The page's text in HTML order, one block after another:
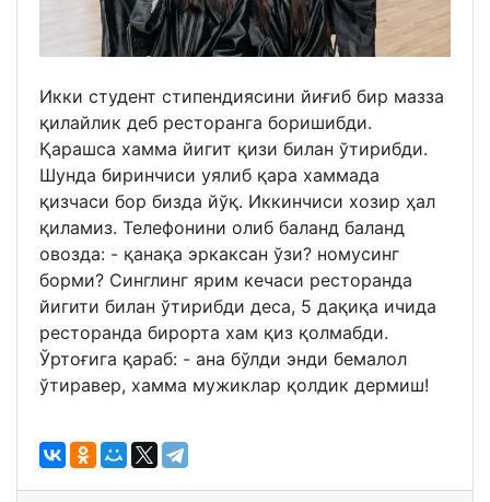
Икки студент стипендиясини йиғиб бир мазза
қилайлик деб ресторанга боришибди.
Қарашса хамма йигит қизи билан ўтирибди.
Шунда биринчиси уялиб қара хаммада
қизчаси бор бизда йўқ. Иккинчиси хозир ҳал
қиламиз. Телефонини олиб баланд баланд
овозда: - қанақа эркаксан ўзи? номусинг
борми? Синглинг ярим кечаси ресторанда
йигити билан ўтирибди деса, 5 дақиқа ичида
ресторанда бирорта хам қиз қолмабди.
Ўртоғига қараб: - ана бўлди энди бемалол
ўтиравер, хамма мужиклар қолдик дермиш!